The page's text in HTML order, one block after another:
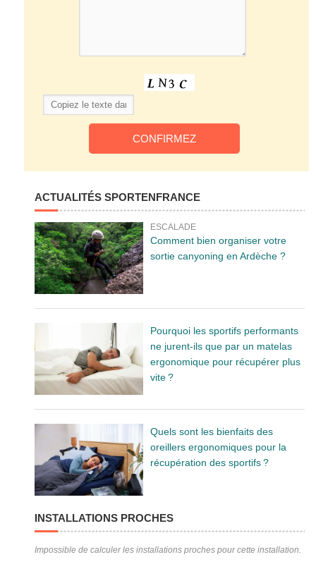
ACTUALITÉS SPORTENFRANCE
ESCALADE
Comment bien organiser votre
sortie canyoning en Ardèche ?
Pourquoi les sportifs performants
ne jurent-ils que par un matelas
ergonomique pour récupérer plus
vite ?
Quels sont les bienfaits des
oreillers ergonomiques pour la
récupération des sportifs ?
INSTALLATIONS PROCHES
Impossible de calculer les installations proches pour cette installation.